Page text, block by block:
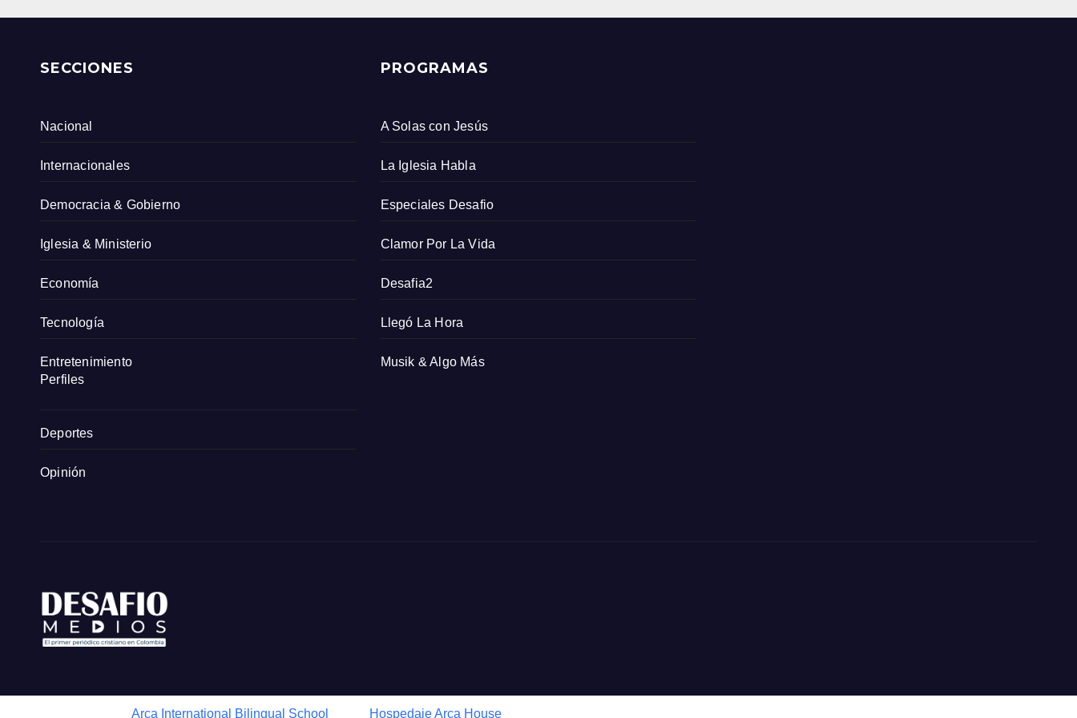
SECCIONES
Nacional
Internacionales
Democracia & Gobierno
Iglesia & Ministerio
Economía
Tecnología
Entretenimiento
Perfiles
Deportes
Opinión
PROGRAMAS
A Solas con Jesús
La Iglesia Habla
Especiales Desafio
Clamor Por La Vida
Desafia2
Llegó La Hora
Musik & Algo Más
Arca International Bilingual School Hospedaje Arca House